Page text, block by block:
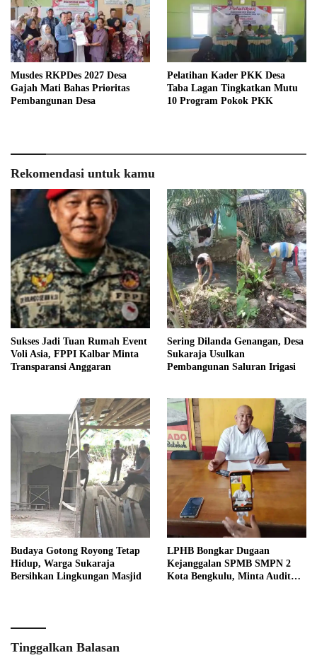
Musdes RKPDes 2027 Desa
Gajah Mati Bahas Prioritas
Pembangunan Desa
Pelatihan Kader PKK Desa
Taba Lagan Tingkatkan Mutu
10 Program Pokok PKK
Rekomendasi untuk kamu
Sukses Jadi Tuan Rumah Event
Voli Asia, FPPI Kalbar Minta
Transparansi Anggaran
Sering Dilanda Genangan, Desa
Sukaraja Usulkan
Pembangunan Saluran Irigasi
Budaya Gotong Royong Tetap
Hidup, Warga Sukaraja
Bersihkan Lingkungan Masjid
LPHB Bongkar Dugaan
Kejanggalan SPMB SMPN 2
Kota Bengkulu, Minta Audit
Tinggalkan Balasan